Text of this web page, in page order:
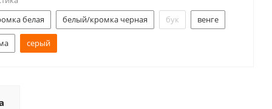
белая
белый/кромка черная бук венге
серый